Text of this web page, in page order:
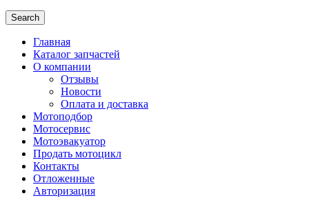
Search
Главная
Каталог запчастей
О компании
Отзывы
Новости
Оплата и доставка
Мотоподбор
Мотосервис
Мотоэвакуатор
Продать мотоцикл
Контакты
Отложенные
Авторизация